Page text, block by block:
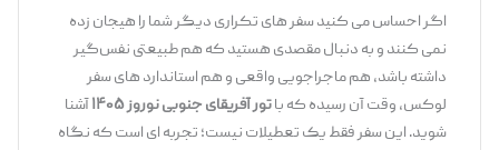
اگر احساس می ‌کنید سفر های تکراری دیگر شما را هیجان ‌زده
نمی ‌کنند و به ‌دنبال مقصدی هستید که هم طبیعتی نفس‌گیر
داشته باشد، هم ماجراجویی واقعی و هم استاندارد های سفر
لوکس، وقت آن رسیده که باتور آفریقای جنوبی نوروز ۱۴۰۵
آشنا
شوید. این سفر فقط یک تعطیلات نیست؛ تجربه ‌ای است که نگاه